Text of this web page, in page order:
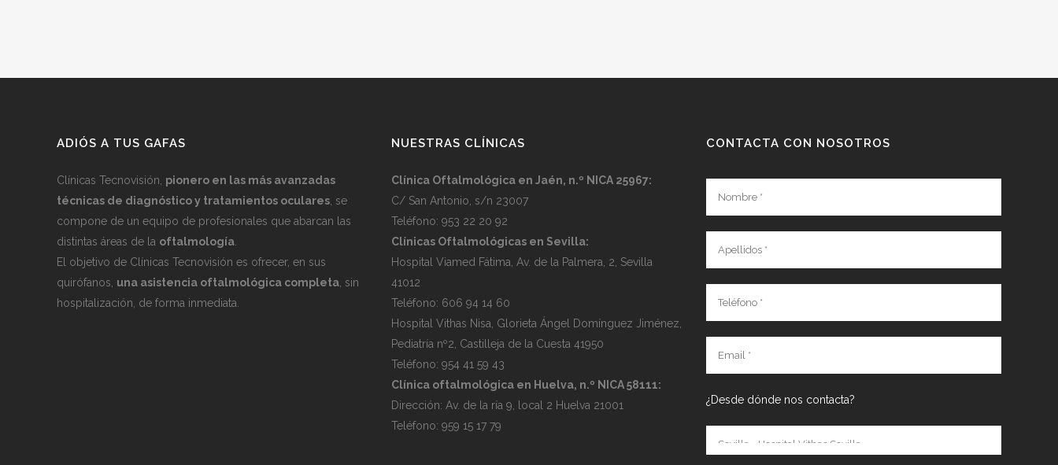
ADIÓS A TUS GAFAS
Clínicas Tecnovisión, pionero en las más avanzadas
técnicas de diagnóstico y tratamientos oculares , se
compone de un equipo de profesionales que abarcan las
distintas áreas de la oftalmología
El objetivo de Clínicas Tecnovisión es ofrecer, en sus
quirófanos, una asistencia oftalmológica completa , sin
hospitalización, de forma inmediata.
NUESTRAS CLÍNICAS
Clínica Oftalmológica en Jaén, n.º NICA 25967:
C/ San Antonio, s/n 23007
Teléfono: 953 22 20 92
Clínicas Oftalmológicas en Sevilla:
Hospital Viamed Fátima, Av. de la Palmera, 2, Sevilla
41012
Teléfono: 606 94 14 60
Hospital Vithas Nisa, Glorieta Ángel Domínguez Jiménez,
Pediatría nº2, Castilleja de la Cuesta 41950
Teléfono: 954 41 59 43
Clínica oftalmológica en Huelva, n.º NICA 58111:
Dirección: Av. de la ría 9, local 2 Huelva 21001
Teléfono: 959 15 17 79
CONTACTA CON NOSOTROS
¿Desde dónde nos contacta?